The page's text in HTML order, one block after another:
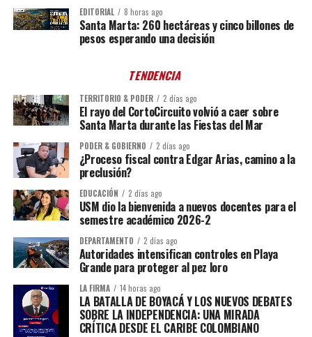
EDITORIAL 8 horas ago
Santa Marta: 260 hectáreas y cinco billones de
pesos esperando una decisión
TENDENCIA
TERRITORIO & PODER 2 días ago
El rayo del CortoCircuito volvió a caer sobre
Santa Marta durante las Fiestas del Mar
PODER & GOBIERNO 2 días ago
¿Proceso fiscal contra Edgar Arias, camino a la
preclusión?
EDUCACIÓN 2 días ago
USM dio la bienvenida a nuevos docentes para el
semestre académico 2026-2
DEPARTAMENTO 2 días ago
Autoridades intensifican controles en Playa
Grande para proteger al pez loro
LA FIRMA 14 horas ago
LA BATALLA DE BOYACÁ Y LOS NUEVOS DEBATES
SOBRE LA INDEPENDENCIA: UNA MIRADA
CRÍTICA DESDE EL CARIBE COLOMBIANO